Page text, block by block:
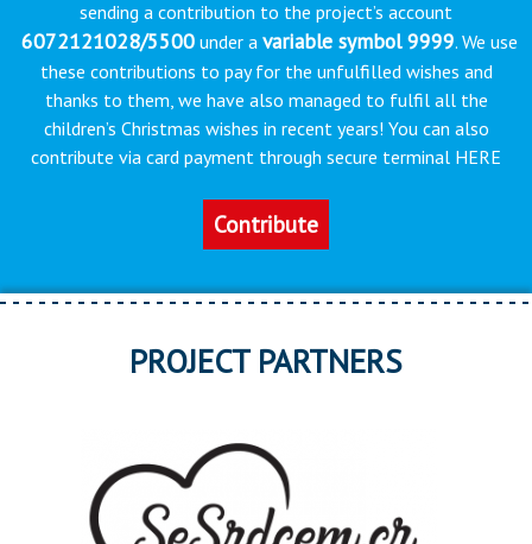
sending a contribution to the project’s account
6072121028/5500under a variable symbol 9999. We use
these contributions to pay for the unfulfilled wishes and
thanks to them, we have also managed to fulfil all the
children’s Christmas wishes in recent years! You can also
contribute via card payment through secure terminal HERE
Contribute
PROJECT PARTNERS